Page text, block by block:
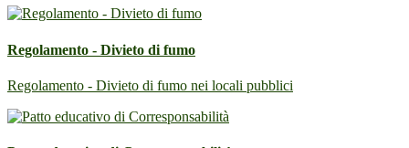
Regolamento - Divieto di fumo
Regolamento - Divieto di fumo nei locali pubblici